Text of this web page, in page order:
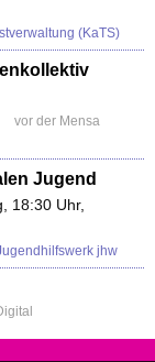
(KaTS)
vor der Mensa
Jugend
18:30 Uhr,
jhw